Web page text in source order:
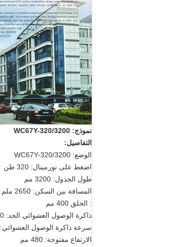
نموذج: WC67Y-320/3200
التفاصيل:
الوضع: WC67Y-320/3200
اضغط على نورمينال: 320 طن
طول الجدول: 3200 مم
المسافة بين السكن: 2650 ملم
: الحلق 400 مم
ذاكرة الوصول العشوائي الحد: 250 مم
سرعة ذاكرة الوصول العشوائي: 70/7.5/75 ملم/ثانية
الارتفاع مفتوحة: 480 مم